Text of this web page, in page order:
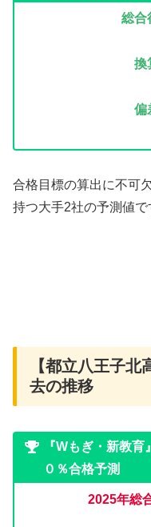
総
換
合格目標の算出に不可
持つ大手2社の予測値で
【都立八王子
去の推移
『Wもぎ・新教
０％合格予測
2025年総